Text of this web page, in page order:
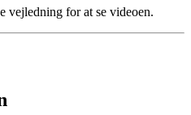
vejledning for at se videoen.